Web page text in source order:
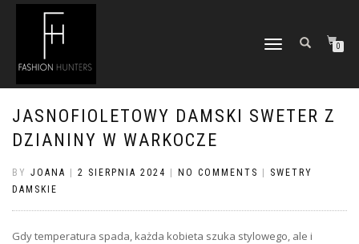
TOGGLE
0
JASNOFIOLETOWY DAMSKI SWETER Z
DZIANINY W WARKOCZE
BY JOANA 2 SIERPNIA 2024 NO COMMENTS
SWETRY
DAMSKIE
Gdy temperatura spada, każda kobieta szuka stylowego, ale i